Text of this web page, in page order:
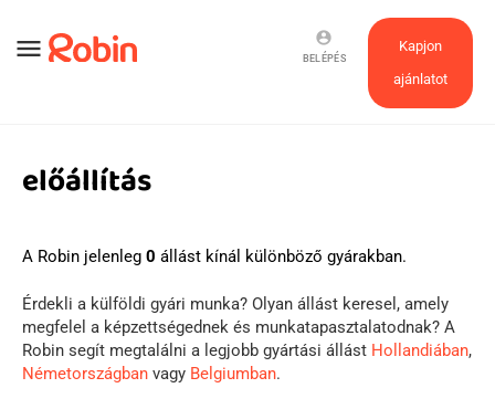
menu
Kapjon
ajánlatot
account_circle
BELÉPÉS
előállítás
A Robin jelenleg 0 állást kínál különböző gyárakban.
Érdekli a külföldi gyári munka? Olyan állást keresel, amely
megfelel a képzettségednek és munkatapasztalatodnak? A
Robin segít megtalálni a legjobb gyártási állást Hollandiában,
Németországban vagy Belgiumban.